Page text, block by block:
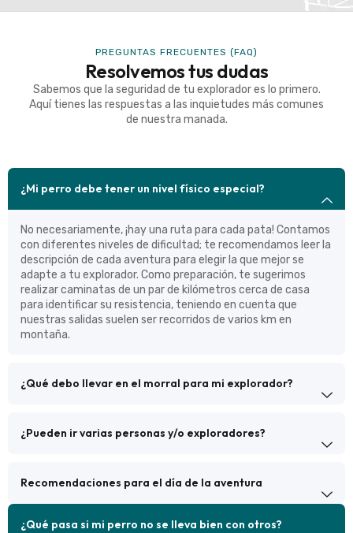
PREGUNTAS FRECUENTES (FAQ)
Resolvemos tus dudas
Sabemos que la seguridad de tu explorador es lo primero.
Aquí tienes las respuestas a las inquietudes más comunes
de nuestra manada.
¿Mi perro debe tener un nivel físico especial?
No necesariamente, ¡hay una ruta para cada pata! Contamos
con diferentes niveles de dificultad; te recomendamos leer la
descripción de cada aventura para elegir la que mejor se
adapte a tu explorador. Como preparación, te sugerimos
realizar caminatas de un par de kilómetros cerca de casa
para identificar su resistencia, teniendo en cuenta que
nuestras salidas suelen ser recorridos de varios km en
montaña.
¿Qué debo llevar en el morral para mi explorador?
¿Pueden ir varias personas y/o exploradores?
Recomendaciones para el día de la aventura
¿Qué pasa si mi perro no se lleva bien con otros?